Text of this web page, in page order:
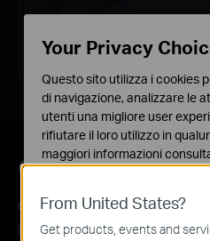
Configurazione e
Configura il tuo Archer
l'intuitiva app Tether o la
From United States?
Get products, events and
Your Privacy
Questo sito utilizza i cookies
di navigazione, analizzare le
utenti una migliore user
rifiutare il loro utilizzo in
maggiori informazioni
Questi cookies sono
funzionamento del sito e non